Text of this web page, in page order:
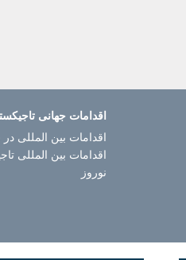
اقدامات جهانی
اقدامات بین المللی
اقدامات بین المللی
نوروز